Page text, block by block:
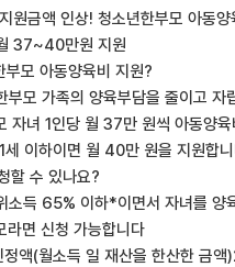
금액 인상! 청소년한부모 아동양
37~40만원 지원
모 아동양육비 지원?
모 가족의 양육부담을 줄이고 자
자녀 1인당 월 37만 원씩 아동양
이하이면 월 40만 원을 지원합
할 수 있나요?
득 65% 이하*이면서 자녀를 양
라면 신청 가능합니다
(월소득 일 재산을 한산한 금액